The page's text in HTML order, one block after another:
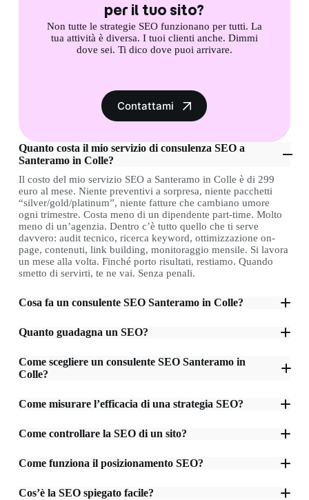
per il tuo sito?
Non tutte le strategie SEO funzionano per tutti. La
tua attività è diversa. I tuoi clienti anche. Dimmi
dove sei. Ti dico dove puoi arrivare.
Contattami
Quanto costa il mio servizio di consulenza SEO a
Santeramo in Colle?
Il costo del mio servizio SEO a Santeramo in Colle è di 299
euro al mese. Niente preventivi a sorpresa, niente pacchetti
“silver/gold/platinum”, niente fatture che cambiano umore
ogni trimestre. Costa meno di un dipendente part-time. Molto
meno di un’agenzia. Dentro c’è tutto quello che ti serve
davvero: audit tecnico, ricerca keyword, ottimizzazione on-
page, contenuti, link building, monitoraggio mensile. Si lavora
un mese alla volta. Finché porto risultati, restiamo. Quando
smetto di servirti, te ne vai. Senza penali.
Cosa fa un consulente SEO Santeramo in Colle?
Quanto guadagna un SEO?
Come scegliere un consulente SEO Santeramo in
Colle?
Come misurare l’efficacia di una strategia SEO?
Come controllare la SEO di un sito?
Come funziona il posizionamento SEO?
Cos’è la SEO spiegato facile?